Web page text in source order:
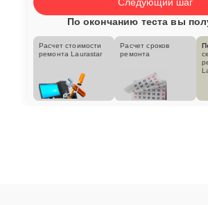
По окончанию теста вы
Расчет стоимости
ремонта Laurastar
Расчет сроков
ремонта